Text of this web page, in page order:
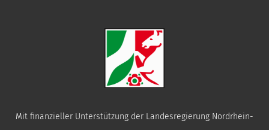
Mit finanzieller Unterstützung der Landesregierung Nordrhein-